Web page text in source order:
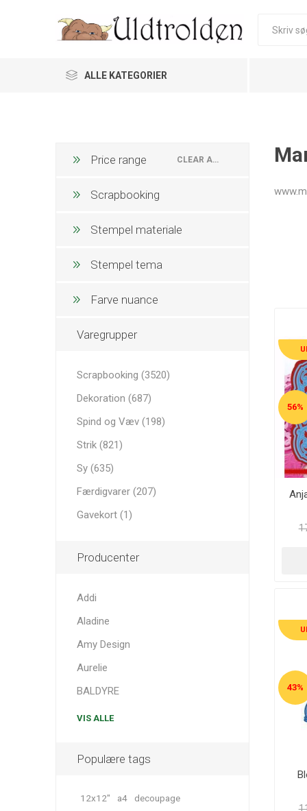
ALLE KATEGORIER
56%
43%
CLEAR ALL
Price range
Scrapbooking
Stempel materiale
Stempel tema
Farve nuance
Varegrupper
Scrapbooking (3520)
Dekoration (687)
Spind og Væv (198)
Strik (821)
Sy (635)
Færdigvarer (207)
Gavekort (1)
Producenter
Addi
Aladine
Amy Design
Aurelie
BALDYRE
VIS ALLE
Populære tags
12x12" a4 decoupage